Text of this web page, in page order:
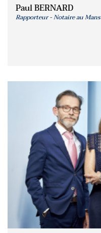
Paul BERNARD
Rapporteur - Notaire au Mans